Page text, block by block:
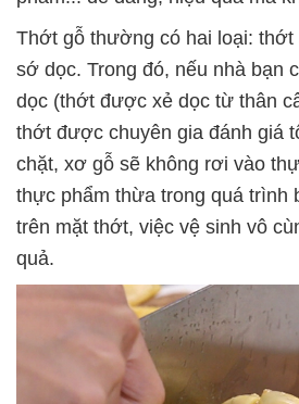
Thớt gỗ thường có hai loại:
sớ dọc. Trong đó, nếu nhà bạn
dọc (thớt được xẻ dọc từ thân
thớt được chuyên gia đánh giá
chặt, xơ gỗ sẽ không rơi vào
thực phẩm thừa trong quá trình
trên mặt thớt, việc vệ sinh vô
quả.